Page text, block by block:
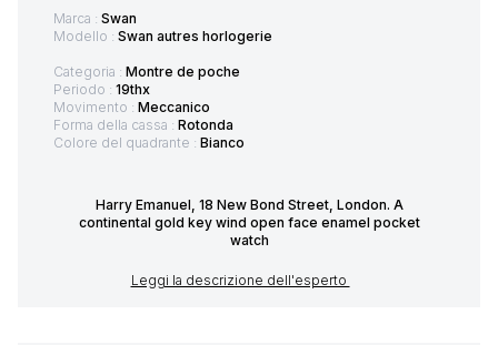
Marca : Swan
Modello : Swan autres horlogerie
Categoria : Montre de poche
Periodo : 19thx
Movimento : Meccanico
Forma della cassa : Rotonda
Colore del quadrante : Bianco
Harry Emanuel, 18 New Bond Street, London. A
continental gold key wind open face enamel pocket
watch
Leggi la descrizione dell'esperto